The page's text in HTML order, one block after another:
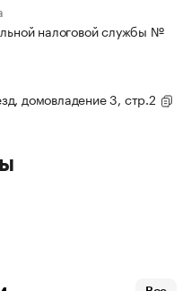
налоговой службы №
домовладение 3, стр.2